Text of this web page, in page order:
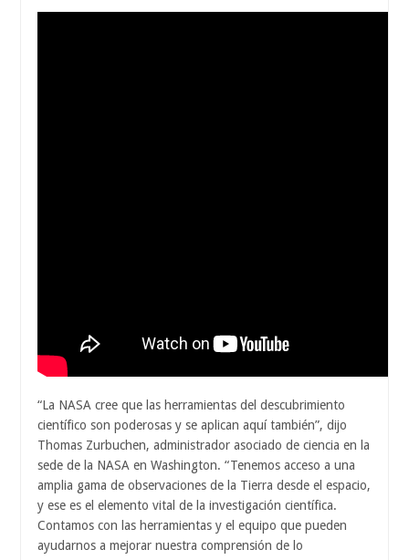
“La NASA cree que las herramientas del descubrimiento
científico son poderosas y se aplican aquí también”, dijo
Thomas Zurbuchen, administrador asociado de ciencia en la
sede de la NASA en Washington. “Tenemos acceso a una
amplia gama de observaciones de la Tierra desde el espacio,
y ese es el elemento vital de la investigación científica.
Contamos con las herramientas y el equipo que pueden
ayudarnos a mejorar nuestra comprensión de lo